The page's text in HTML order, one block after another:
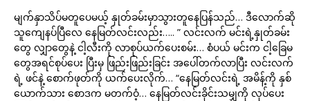
မျက်နှာသိပ်မတူပေမယ့် နှုတ်ခမ်းမှာသွားတူနေပြန်သည်… ဒီလောက်ဆို
သူကျေနပ်ပြီလေ နေမြတ်လင်းလည်း….. ” လင်းလက် မင်းရဲ့နှုတ်ခမ်း
တွေ လျှာတွေနဲ့ ငါ့လီးကို လာစုပ်ယက်ပေးစမ်း… စံပယ် မင်းက ငါ့ခြေမ
တွေအရင်စုပ်ပေး ပြီးမှ ဖြည်းဖြည်းခြင်း အပေါ်တက်လာပြီး လင်းလက်
ရဲ့ ဖင်နဲ့ စောက်ဖုတ်ကို ယက်ပေးလိုက်… “နေမြတ်လင်းရဲ့ အမိန့်ကို နှစ်
ယောက်သား စောဒက မတက်ဝံ့… နေမြတ်လင်းခိုင်းသမျှကို လုပ်ပေး